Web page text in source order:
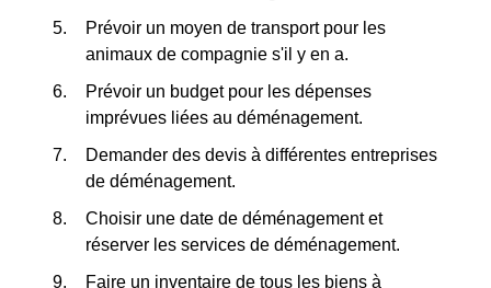
Prévoir un moyen de transport pour les
animaux de compagnie s'il y en a.
Prévoir un budget pour les dépenses
imprévues liées au déménagement.
Demander des devis à différentes entreprises
de déménagement.
Choisir une date de déménagement et
réserver les services de déménagement.
Faire un inventaire de tous les biens à